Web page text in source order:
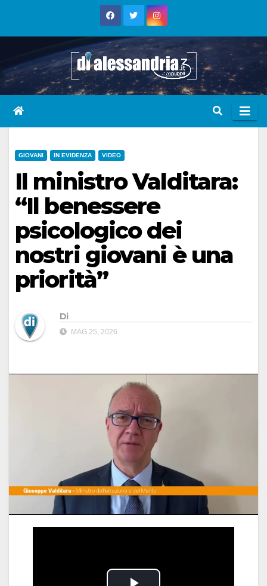
GIOVANI IN EVIDENZA VIDEO
Il ministro Valditara:
“Il benessere
psicologico dei
nostri giovani è una
priorità”
Di
MAG 25, 2026